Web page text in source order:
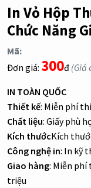
In Vỏ Hộp
Chức Năng
Mã:
Đơn giá: 300đ (Giá
IN TOÀN QUỐC
Thiết kế: Miễn phí
Chất liệu: Giấy phù
Kích thướcKích
Công nghệ in: In kỹ
Giao hàng: Miễn phí
triệu